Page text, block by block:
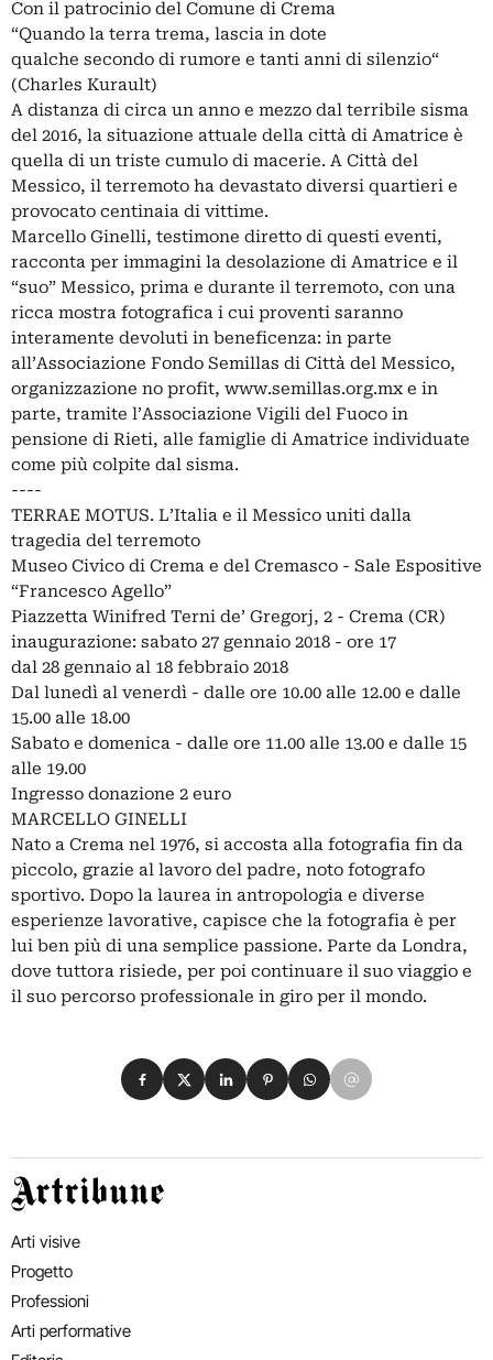
Con il patrocinio del Comune di Crema
“Quando la terra trema, lascia in dote
qualche secondo di rumore e tanti anni di silenzio“
(Charles Kurault)
A distanza di circa un anno e mezzo dal terribile sisma
del 2016, la situazione attuale della città di Amatrice è
quella di un triste cumulo di macerie. A Città del
Messico, il terremoto ha devastato diversi quartieri e
provocato centinaia di vittime.
Marcello Ginelli, testimone diretto di questi eventi,
racconta per immagini la desolazione di Amatrice e il
“suo” Messico, prima e durante il terremoto, con una
ricca mostra fotografica i cui proventi saranno
interamente devoluti in beneficenza: in parte
all’Associazione Fondo Semillas di Città del Messico,
organizzazione no profit, www.semillas.org.mx e in
parte, tramite l’Associazione Vigili del Fuoco in
pensione di Rieti, alle famiglie di Amatrice individuate
come più colpite dal sisma.
----
TERRAE MOTUS. L’Italia e il Messico uniti dalla
tragedia del terremoto
Museo Civico di Crema e del Cremasco - Sale Espositive
“Francesco Agello”
Piazzetta Winifred Terni de’ Gregorj, 2 - Crema (CR)
inaugurazione: sabato 27 gennaio 2018 - ore 17
dal 28 gennaio al 18 febbraio 2018
Dal lunedì al venerdì - dalle ore 10.00 alle 12.00 e dalle
15.00 alle 18.00
Sabato e domenica - dalle ore 11.00 alle 13.00 e dalle 15
alle 19.00
Ingresso donazione 2 euro
MARCELLO GINELLI
Nato a Crema nel 1976, si accosta alla fotografia fin da
piccolo, grazie al lavoro del padre, noto fotografo
sportivo. Dopo la laurea in antropologia e diverse
esperienze lavorative, capisce che la fotografia è per
lui ben più di una semplice passione. Parte da Londra,
dove tuttora risiede, per poi continuare il suo viaggio e
il suo percorso professionale in giro per il mondo.
Condividi su Facebook
Condividi su X
Condividi su LinkedIn
Condividi su Pinterest
Condividi su WhatsApp
Condividi su Email
Artribune
Arti visive
Progetto
Professioni
Arti performative